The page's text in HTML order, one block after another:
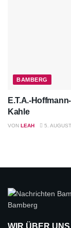
BAMBERG
E.T.A.-
Kahle
VON LEAH 5.
WIR ÜBER UNS